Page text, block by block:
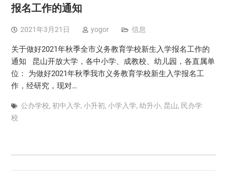
报名工作的通知
2021年3月21日 yogor 信息
关于做好2021年秋季全市义务教育学校新生入学报名工作的
通知 昆山开放大学，各中小学、成教校、幼儿园，各直属单
位： 为做好2021年秋季我市义务教育学校新生入学报名工
作，经研究，现对…
公办学校, 初中入学, 小升初, 小学入学, 幼升小, 昆山, 民办学
校